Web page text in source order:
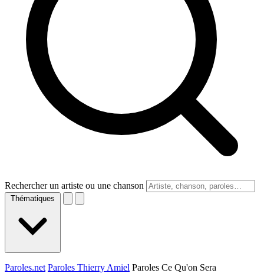
Rechercher un artiste ou une chanson
Thématiques
Paroles.net Paroles Thierry Amiel Paroles Ce Qu'on Sera